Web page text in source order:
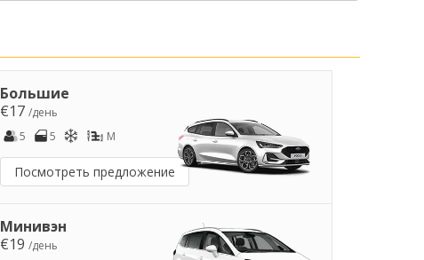
Большие
€17 /день
5
5 M
Посмотреть предложение
Минивэн
€19 /день